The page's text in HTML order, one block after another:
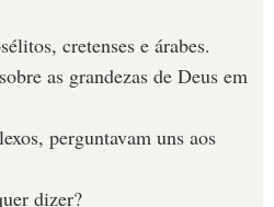
cretenses e árabes.
as grandezas de Deus em
perguntavam uns aos
dizer?